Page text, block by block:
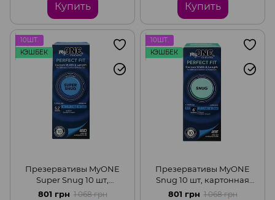
Купить Купить
10ШТ.
КЭШБЕК
Презервативы MyONE
Super Snug 10 шт,
картонная коробка
801 грн 1 068 грн
10ШТ.
КЭШБЕК
Презервативы MyONE
Snug 10 шт, картонная
коробка
801 грн 1 068 грн